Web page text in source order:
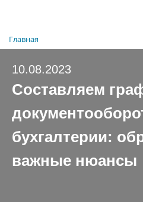
Главная
10.08.2023
Составляем
бухгалтерии:
важные нюансы